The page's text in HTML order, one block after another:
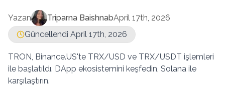
Yazan Triparna BaishnabApril 17th, 2026
Güncellendi April 17th, 2026
TRON, Binance.US'te TRX/USD ve TRX/USDT işlemleri
ile başlatıldı. DApp ekosistemini keşfedin, Solana ile
karşılaştırın.